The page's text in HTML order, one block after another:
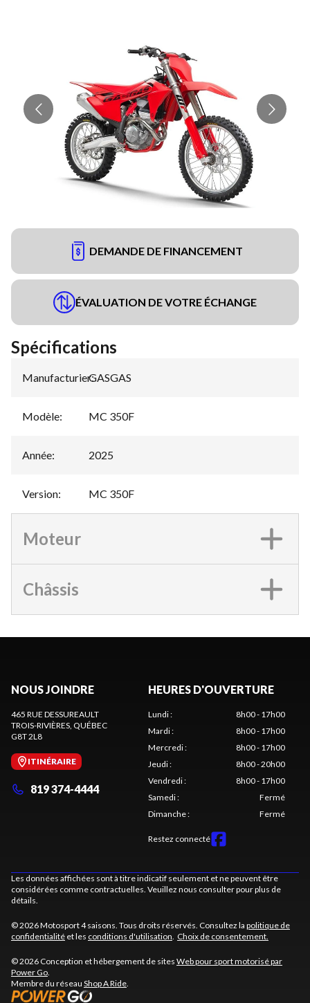
DEMANDE DE FINANCEMENT
ÉVALUATION DE VOTRE ÉCHANGE
Spécifications
Manufacturier:
GASGAS
Modèle: MC 350F
Année: 2025
Version: MC 350F
Moteur
Châssis
NOUS JOINDRE
465 RUE DESSUREAULT
TROIS-RIVIÈRES , QUÉBEC
G8T 2L8
ITINÉRAIRE
819 374-4444
HEURES D'OUVERTURE
Lundi:
8h00 - 17h00
Mardi:
8h00 - 17h00
Mercredi:
8h00 - 17h00
Jeudi:
8h00 - 20h00
Vendredi:
8h00 - 17h00
Samedi:
Fermé
Dimanche: Fermé
Restez connecté
Les données affichées sont à titre indicatif seulement et ne peuvent être
considérées comme contractuelles. Veuillez nous consulter pour plus de
détails.
© 2026 Motosport 4 saisons. Tous droits réservés. Consultez la politique de
confidentialité et les conditions d'utilisation Choix de consentement.
© 2026 Conception et hébergement de sites Web pour sport motorisé par
Power Go
Membre du réseau Shop A Ride